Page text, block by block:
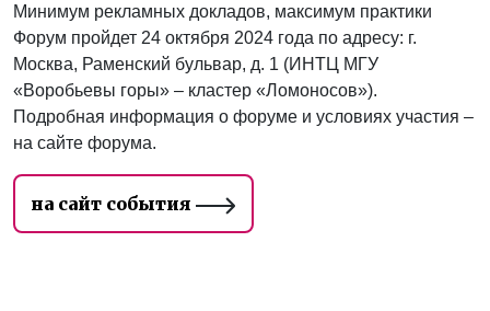
Минимум рекламных докладов, максимум практики
Форум пройдет 24 октября 2024 года по адресу: г.
Москва, Раменский бульвар, д. 1 (ИНТЦ МГУ
«Воробьевы горы» – кластер «Ломоносов»).
Подробная информация о форуме и условиях участия –
на сайте форума.
на сайт события